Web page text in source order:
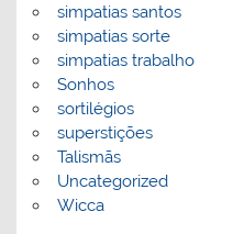
simpatias santos
simpatias sorte
simpatias trabalho
Sonhos
sortilégios
superstições
Talismãs
Uncategorized
Wicca